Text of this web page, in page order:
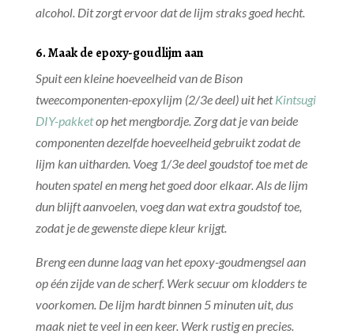
alcohol. Dit zorgt ervoor dat de lijm straks goed hecht.
6. Maak de epoxy-goudlijm aan
Spuit een kleine hoeveelheid van de Bison
tweecomponenten-epoxylijm (2/3e deel) uit hetKintsugi
DIY-pakketop het mengbordje. Zorg dat je van beide
componenten dezelfde hoeveelheid gebruikt zodat de
lijm kan uitharden. Voeg 1/3e deel goudstof toe met de
houten spatel en meng het goed door elkaar. Als de lijm
dun blijft aanvoelen, voeg dan wat extra goudstof toe,
zodat je de gewenste diepe kleur krijgt.
Breng een dunne laag van het epoxy-goudmengsel aan
op één zijde van de scherf. Werk secuur om klodders te
voorkomen. De lijm hardt binnen 5 minuten uit, dus
maak niet te veel in een keer. Werk rustig en precies.